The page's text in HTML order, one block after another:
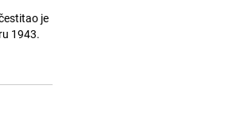
je
1943.